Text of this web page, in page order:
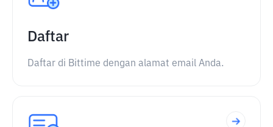
Daftar
Daftar di Bittime dengan alamat email Anda.